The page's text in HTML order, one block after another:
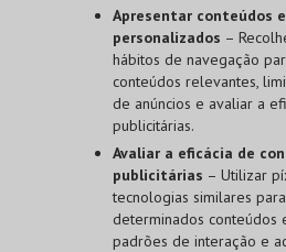
Apresentar conteúdos
personalizados –
hábitos de navegação
conteúdos relevantes,
de anúncios e avaliar a
publicitárias.
Avaliar a eficácia de
publicitárias – Utilizar
tecnologias similares
determinados conteúdos
padrões de interação e